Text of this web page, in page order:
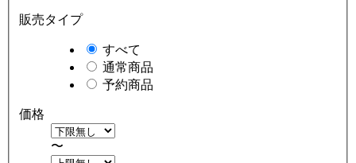
販売タイプ
すべて
通常商品
予約商品
価格
〜